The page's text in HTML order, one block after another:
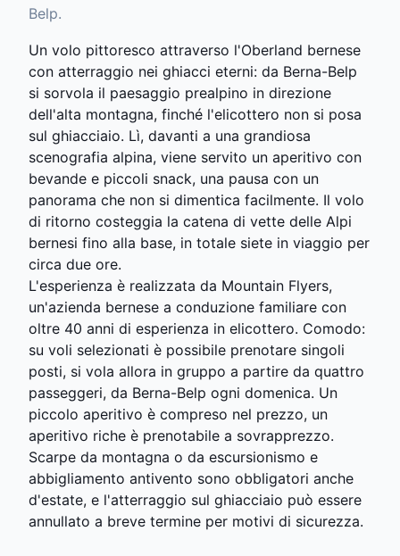
Belp.
Un volo pittoresco attraverso l'Oberland bernese
con atterraggio nei ghiacci eterni: da Berna-Belp
si sorvola il paesaggio prealpino in direzione
dell'alta montagna, finché l'elicottero non si posa
sul ghiacciaio. Lì, davanti a una grandiosa
scenografia alpina, viene servito un aperitivo con
bevande e piccoli snack, una pausa con un
panorama che non si dimentica facilmente. Il volo
di ritorno costeggia la catena di vette delle Alpi
bernesi fino alla base, in totale siete in viaggio per
circa due ore.
L'esperienza è realizzata da Mountain Flyers,
un'azienda bernese a conduzione familiare con
oltre 40 anni di esperienza in elicottero. Comodo:
su voli selezionati è possibile prenotare singoli
posti, si vola allora in gruppo a partire da quattro
passeggeri, da Berna-Belp ogni domenica. Un
piccolo aperitivo è compreso nel prezzo, un
aperitivo riche è prenotabile a sovrapprezzo.
Scarpe da montagna o da escursionismo e
abbigliamento antivento sono obbligatori anche
d'estate, e l'atterraggio sul ghiacciaio può essere
annullato a breve termine per motivi di sicurezza.